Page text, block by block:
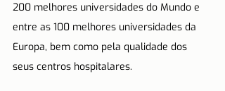
200 melhores universidades do Mundo e
entre as 100 melhores universidades da
Europa, bem como pela qualidade dos
seus centros hospitalares.